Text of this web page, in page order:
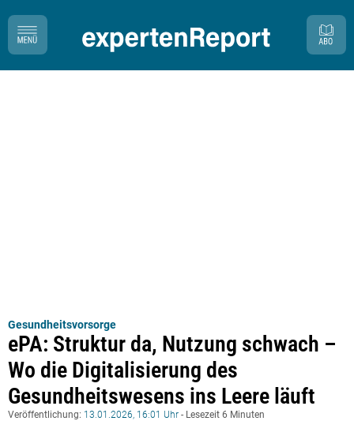
Gesundheitsvorsorge
ePA: Struktur da, Nutzung schwach –
Wo die Digitalisierung des
Gesundheitswesens ins Leere läuft
Veröffentlichung: 13.01.2026, 16:01 Uhr - Lesezeit 6 Minuten